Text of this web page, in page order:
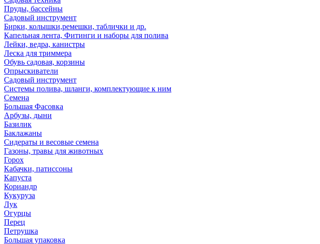
Пруды, бассейны
Садовый инструмент
Бирки, колышки,ремешки, таблички и др.
Капельная лента, Фитинги и наборы для полива
Лейки, ведра, канистры
Леска для триммера
Обувь садовая, корзины
Опрыскиватели
Садовый инструмент
Системы полива, шланги, комплектующие к ним
Семена
Большая Фасовка
Арбузы, дыни
Базилик
Баклажаны
Сидераты и весовые семена
Газоны, травы для животных
Горох
Кабачки, патиссоны
Капуста
Кориандр
Кукуруза
Лук
Огурцы
Перец
Петрушка
Большая упаковка